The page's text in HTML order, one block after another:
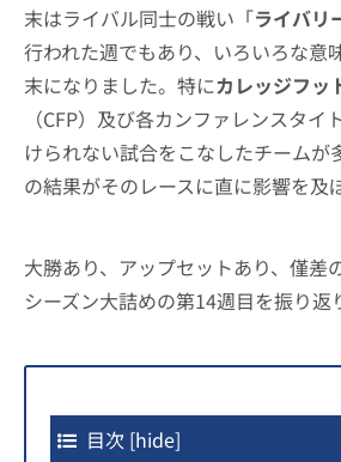
末はライバル同士の戦い「ライバリ
行われた週でもあり、いろいろな意
末になりました。特にカレッジフッ
（CFP）及び各カンファレンスタイ
けられない試合をこなしたチームが
の結果がそのレースに直に影響を及
大勝あり、アップセットあり、僅差
シーズン大詰めの第14週目を振り返
目次 [hide]